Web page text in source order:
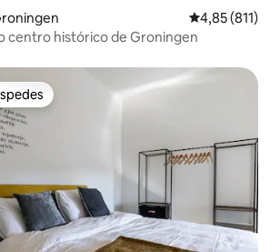
4,85 de uma
4,85 (811)
centro histórico de Groningen